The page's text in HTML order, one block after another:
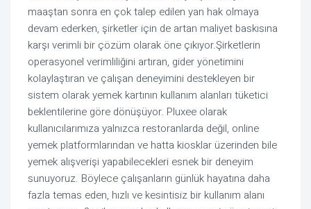
maaştan sonra en çoktalep edilen yan hak olmaya
devam ederken, şirketler için de artan maliyet baskısına
karşı verimli bir çözüm olarak öne çıkıyor.Şirketlerin
operasyonel verimliliğini artıran, gider yönetimini
kolaylaştıran ve çalışan deneyimini destekleyen bir
sistem olarak yemek kartının kullanım alanları tüketici
beklentilerine göre dönüşüyor. Pluxee olarak
kullanıcılarımıza yalnızca restoranlarda değil, online
yemek platformlarından ve hatta kiosklar üzerinden bile
yemek alışverişiyapabilecekleri esnek bir deneyim
sunuyoruz. Böylece çalışanların günlük hayatına daha
fazla temas eden, hızlı ve kesintisiz bir kullanım alanı